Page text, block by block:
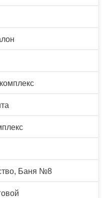
Баня №8